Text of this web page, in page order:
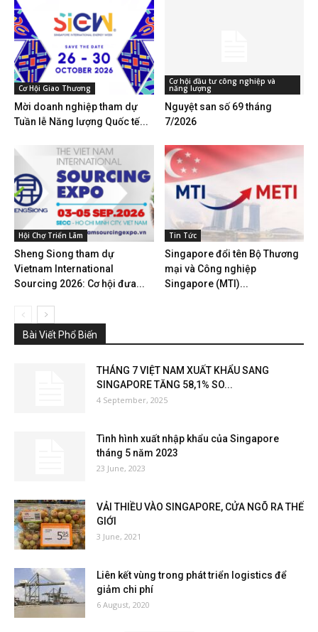
Cơ Hội Giao Thương
Mời doanh nghiệp tham dự
Tuần lễ Năng lượng Quốc tế...
Cơ hội đầu tư công nghiệp và
năng lượng
Nguyệt san số 69 tháng
7/2026
Hội Chợ Triển Lãm
Sheng Siong tham dự
Vietnam International
Sourcing 2026: Cơ hội đưa...
Tin Tức
Singapore đổi tên Bộ Thương
mại và Công nghiệp
Singapore (MTI)...
Bài Viết Phổ Biến
THÁNG 7 VIỆT NAM XUẤT KHẨU SANG
SINGAPORE TĂNG 58,1% SO...
4 September, 2025
Tình hình xuất nhập khẩu của Singapore
tháng 5 năm 2023
23 June, 2023
VẢI THIỀU VÀO SINGAPORE, CỬA NGÕ RA THẾ
GIỚI
3 June, 2021
Liên kết vùng trong phát triển logistics để
giảm chi phí
6 August, 2020